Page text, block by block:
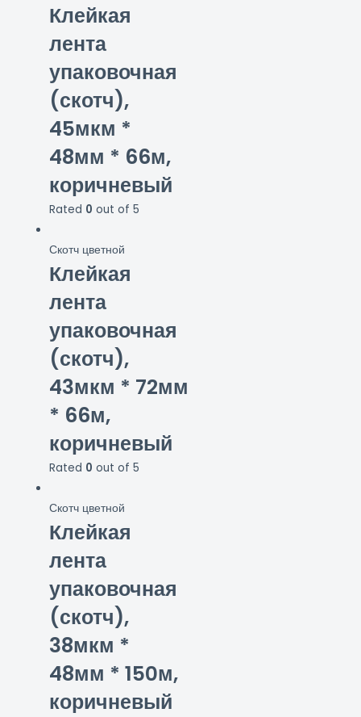
Клейкая
лента
упаковочная
(скотч),
45мкм *
48мм * 66м,
коричневый
Rated 0 out of 5
Скотч цветной
Клейкая
лента
упаковочная
(скотч),
43мкм * 72мм
* 66м,
коричневый
Rated 0 out of 5
Скотч цветной
Клейкая
лента
упаковочная
(скотч),
38мкм *
48мм * 150м,
коричневый